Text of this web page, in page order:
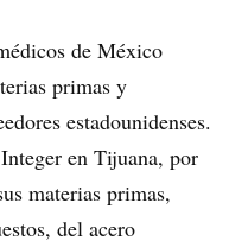
de México
primas y
estadounidenses.
en Tijuana, por
materias primas,
del acero